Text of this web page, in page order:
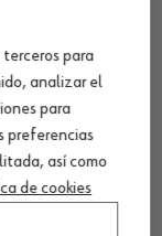
terceros para
analizar el
para
preferencias
así como
de cookies